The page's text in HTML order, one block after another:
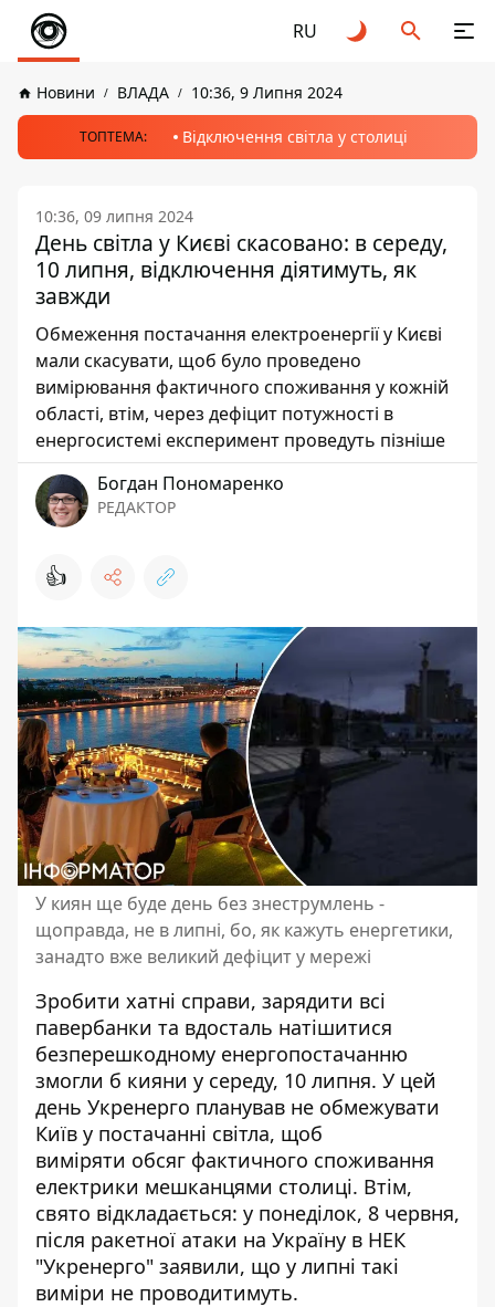
RU
Новини ВЛАДА 10:36, 9 Липня 2024
ТОПТЕМА: Відключення світла у столиці
10:36, 09 липня 2024
День світла у Києві скасовано: в середу,
10 липня, відключення діятимуть, як
завжди
Обмеження постачання електроенергії у Києві
мали скасувати, щоб було проведено
вимірювання фактичного споживання у кожній
області, втім, через дефіцит потужності в
енергосистемі експеримент проведуть пізніше
Богдан Пономаренко
РЕДАКТОР
👍
У киян ще буде день без знеструмлень -
щоправда, не в липні, бо, як кажуть енергетики,
занадто вже великий дефіцит у мережі
Зробити хатні справи, зарядити всі
павербанки та вдосталь натішитися
безперешкодному енергопостачанню
змогли б кияни у середу, 10 липня. У цей
день Укренерго планував не обмежувати
Київ у постачанні світла, щоб
виміряти обсяг фактичного споживання
електрики мешканцями столиці. Втім,
свято відкладається: у понеділок, 8 червня,
після ракетної атаки на Україну в НЕК
"Укренерго" заявили, що у липні такі
виміри не проводитимуть.